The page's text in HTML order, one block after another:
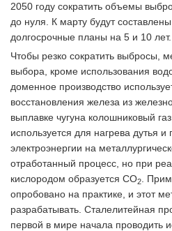
2050 году сократить объемы
до нуля. К марту будут
долгосрочные планы на 5 и 10 лет.
Чтобы резко сократить выбросы,
выбора, кроме использования
доменное производство
восстановления железа из
выплавке чугуна колошниковый
используется для нагрева дутья и
электроэнергии на
отработанный процесс, но при
кислородом образуется CO2
.
опробовано на практике, и этот
разрабатывать. Сталелитейная
первой в мире начала проводить